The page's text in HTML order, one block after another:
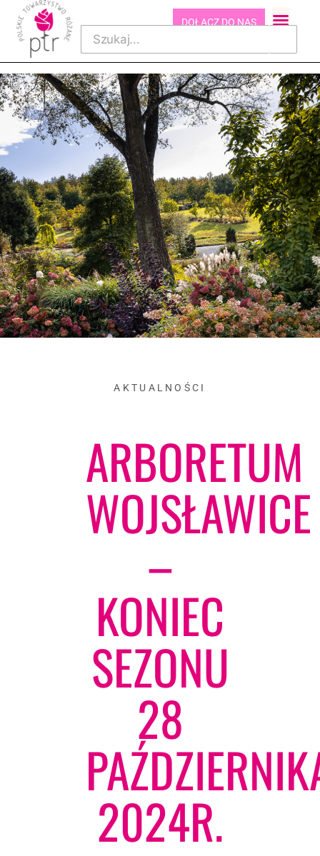
DOŁĄCZ DO NAS
AKTUALNOŚCI
ARBORETUM
WOJSŁAWICE
–
KONIEC
SEZONU
28
2024R.